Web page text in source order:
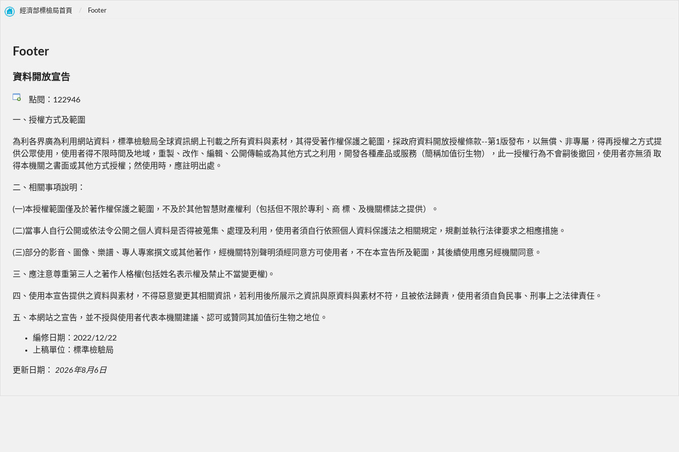
經濟部標檢局首頁 Footer
Footer
資料開放宣告
點閱：122946
一、授權方式及範圍
為利各界廣為利用網站資料，標準檢驗局全球資訊網上刊載之所有資料與素材，其得受著作權保護之範圍，採政府資料開放授權條款--第1版發布，以無償、非專屬，得再授權之方式提
供公眾使用，使用者得不限時間及地域，重製、改作、編輯、公開傳輸或為其他方式之利用，開發各種產品或服務（簡稱加值衍生物），此一授權行為不會嗣後撤回，使用者亦無須 取
得本機關之書面或其他方式授權；然使用時，應註明出處。
二、相關事項說明：
(一)本授權範圍僅及於著作權保護之範圍，不及於其他智慧財產權利（包括但不限於專利、商 標、及機關標誌之提供）。
(二)當事人自行公開或依法令公開之個人資料是否得被蒐集、處理及利用，使用者須自行依照個人資料保護法之相關規定，規劃並執行法律要求之相應措施。
(三)部分的影音、圖像、樂譜、專人專案撰文或其他著作，經機關特別聲明須經同意方可使用者，不在本宣告所及範圍，其後續使用應另經機關同意。
三、應注意尊重第三人之著作人格權(包括姓名表示權及禁止不當變更權)。
四、使用本宣告提供之資料與素材，不得惡意變更其相關資訊，若利用後所展示之資訊與原資料與素材不符，且被依法歸責，使用者須自負民事、刑事上之法律責任。
五、本網站之宣告，並不授與使用者代表本機關建議、認可或贊同其加值衍生物之地位。
編修日期：2022/12/22
上稿單位：標準檢驗局
更新日期： 2026年8月6日